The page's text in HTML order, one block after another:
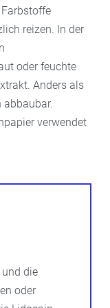
reizen. In der
oder feuchte
Anders als
abbaubar.
verwendet
und die
oder